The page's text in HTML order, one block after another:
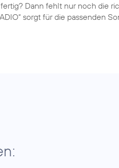
Dann fehlt nur noch die
sorgt für die passenden